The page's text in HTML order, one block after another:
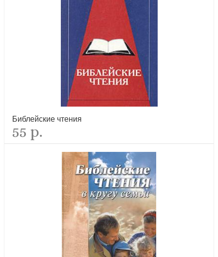
Иисус, Которого я не знал (Триада)
Библейские чтения
55 р.